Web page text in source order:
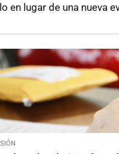
en lugar de una nueva